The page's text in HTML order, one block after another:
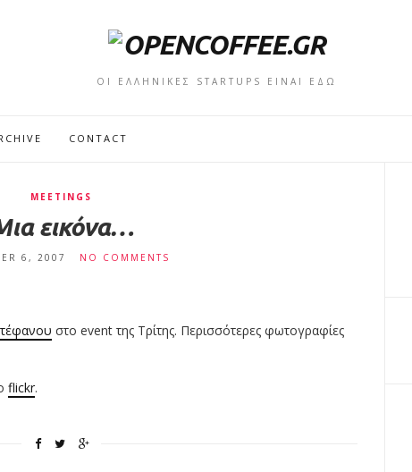
ΟΙ ΕΛΛΗΝΙΚΕΣ STARTUPS ΕΙΝΑΙ ΕΔΩ
CONTACT
MEETINGS
εικόνα…
6, 2007 NO COMMENTS
στο event της Τρίτης. Περισσότερες φωτογραφίες
flickr.